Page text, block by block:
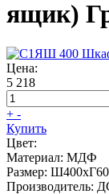
ящик)
Цена:
5 218
+ -
Купить
Цвет:
Материал: МДФ
Размер:
Производитель: